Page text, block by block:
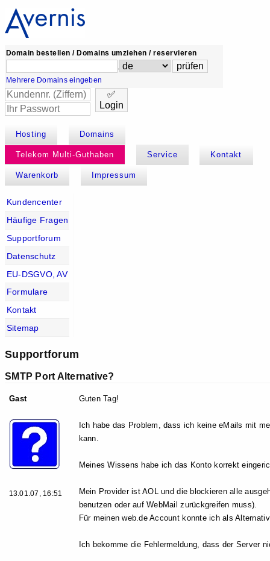
Domain bestellen / Domains umziehen / reservieren
.
Mehrere Domains eingeben
✅
Login
Hosting Domains
Telekom Multi-Guthaben Service Kontakt
Warenkorb Impressum
Kundencenter
Häufige Fragen
Supportforum
Datenschutz
EU-DSGVO, AV
Formulare
Kontakt
Sitemap
Supportforum
SMTP Port Alternative?
Gast
13.01.07, 16:51
Guten Tag!
Ich habe das Problem, dass ich keine eMails mit
kann.
Meines Wissens habe ich das Konto korrekt
Mein Provider ist AOL und die blockieren alle
benutzen oder auf WebMail zurückgreifen muss).
Für meinen web.de Account konnte ich als
Ich bekomme die Fehlermeldung, dass der Server